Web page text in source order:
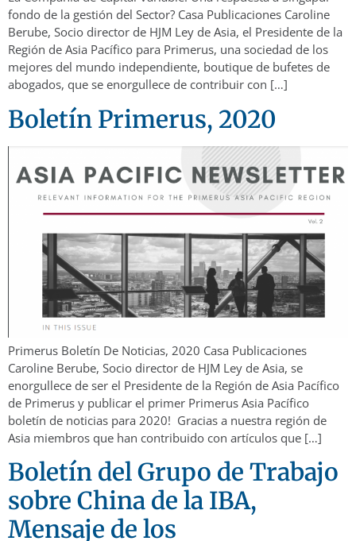
fondo de la gestión del Sector? Casa Publicaciones Caroline
Berube, Socio director de HJM Ley de Asia, el Presidente de la
Región de Asia Pacífico para Primerus, una sociedad de los
mejores del mundo independiente, boutique de bufetes de
abogados, que se enorgullece de contribuir con […]
Boletín Primerus, 2020
Primerus Boletín De Noticias, 2020 Casa Publicaciones
Caroline Berube, Socio director de HJM Ley de Asia, se
enorgullece de ser el Presidente de la Región de Asia Pacífico
de Primerus y publicar el primer Primerus Asia Pacífico
boletín de noticias para 2020! Gracias a nuestra región de
Asia miembros que han contribuido con artículos que […]
Boletín del Grupo de Trabajo
sobre China de la IBA,
Mensaje de los